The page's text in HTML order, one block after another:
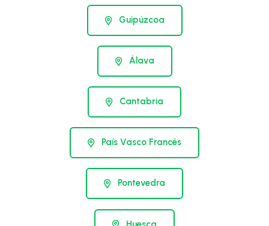
Guipúzcoa
Álava
Cantabria
País Vasco Francés
Pontevedra